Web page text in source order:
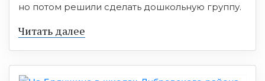
но потом решили сделать дошкольную группу.
Читать далее